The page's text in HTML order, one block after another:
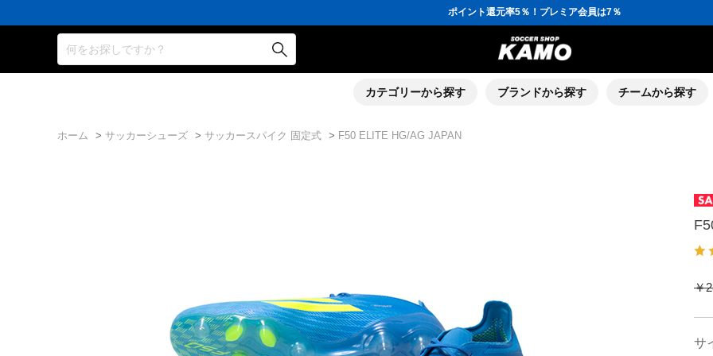
ポイント還元率5％！プレミア会員は7％
会員の方にはお誕生月に「10％OFFクーポン」プレゼント！
16,000円(税込)以上でシューズケースプレゼント！
3,300円(税込)以上で送料無料！
ポイント還元率5％！プレミア会員は7％
会員の方にはお誕生月に「10％OFFクーポン」プレゼント！
何をお探しですか？
カテゴリーから探す ブランドから探す チームから探す
ホーム > サッカーシューズ > サッカースパイク 固定式 > F50 ELITE HG/AG JAPAN
￥
サ